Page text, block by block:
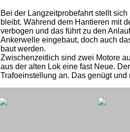
Bei der Langzeitprobefahrt stellt
bleibt. Während dem Hantieren mit
verbogen und das führt zu den
Ankerwelle eingebaut, doch auch
baut werden.
Zwischenzeitlich sind zwei Motore
aus der alten Lok eine fast Neue.
Trafoeinstellung an. Das genügt und